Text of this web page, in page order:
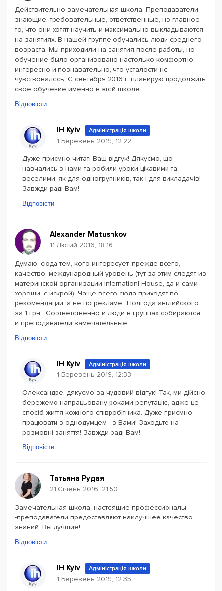
Действительно замечательная школа. Преподаватели
знающие, требовательные, ответственные, но главное
то, что они хотят научить и максимально выкладываются
на занятиях. В нашей группе обучались люди среднего
возраста. Мы приходили на занятия после работы, но
обучение было организовано настолько комфортно,
интересно и познавательно, что усталости не
чувствовалось. С сентября 2016 г. планирую продолжить
свое обучение именно в этой школе.
Відповісти
IH Kyiv Адміністрація школи
1 Березень 2019, 12:22
Дуже приємно читаті Ваш відгук! Дякуємо, що
навчались з нами та робили уроки цікавими та
веселими, як для одногрупників, так і для викладачів!
Завжди раді Вам!
Відповісти
Alexander Matushkov
11 Лютий 2016, 18:16
Думаю, сюда тем, кого интересует, прежде всего,
качество, международный уровень (тут за этим следят из
материнской организации Internationl House, да и сами
хороши, с искрой). Чаще всего сюда приходят по
рекомендации, а не по рекламе "Полгода английского
за 1 грн". Соответственно и люди в группах собираются,
и преподаватели замечательные.
Відповісти
IH Kyiv Адміністрація школи
1 Березень 2019, 12:33
Олександре, дякуємо за чудовий відгук! Так, ми дійсно
бережемо напрацьовану роками репутацію, адже це
спосіб життя кожного співробітника. Дуже приємно
працювати з однодумцем - з Вами! Заходьте на
розмовні заняття! Завжди раді Вам!
Відповісти
Татьяна Рудая
21 Січень 2016, 21:50
Замечательная школа, настоящие профессионалы
-преподаватели предоставляют наилучшее качество
знаний. Вы лучшие!
Відповісти
IH Kyiv Адміністрація школи
1 Березень 2019, 12:35